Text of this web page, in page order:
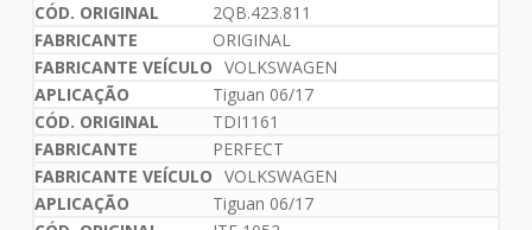
2QB.423.811
ORIGINAL
VOLKSWAGEN
Tiguan 06/17
TDI1161
PERFECT
VOLKSWAGEN
Tiguan 06/17